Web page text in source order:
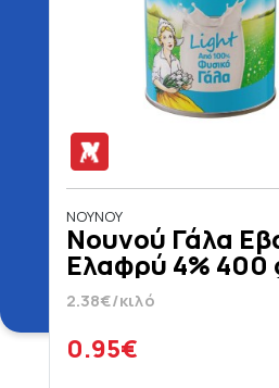
ΝΟΥΝΟΥ
Νουνού Γάλα
Ελαφρύ 4% 400
2.38€/κιλό
0.95€